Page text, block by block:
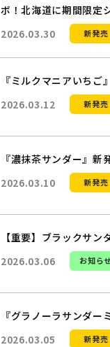
ボ！北海道に期間限定
2026.03.30
新発売
『ミルクマニアいちご
2026.03.12
新発売
『濃抹茶サンダー』新
2026.03.10
新発売
【重要】ブラックサ
2026.03.06
お知らせ
『グラノーラサンダー
2026.03.05
新発売